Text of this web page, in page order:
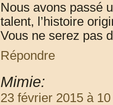
Nous avons passé
talent, l’histoire
Vous ne serez pas
Répondre
Mimie:
23 février 2015 à